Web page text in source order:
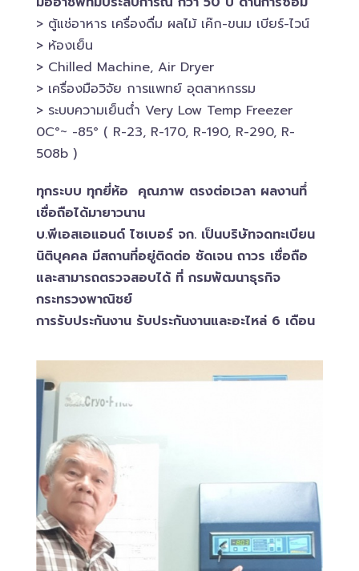
> ตู้แช่อาหาร เครื่องดื่ม ผลไม้ เค๊ก-ขนม เบียร์-ไวน์​
> ห้องเย็น
> Chilled​ Machine, Air Dryer
> เครื่องมือวิจัย การแพทย์​ อุตสาหกรรม
> ระบบความเย็นต่ำ Very Low Temp Freezer
0C°~ -​85° ( R-23, R-170, R-190, R-290, R-
508b )
ทุกระบบ ทุกยี่ห้อ คุณภาพ ตรงต่อเวลา ผลงานทึ่
เชื่อถือได้มายาวนาน
บ.พีเอสเอ​แอนด์ ไซเบอร์​ จก. เป็นบริษัทจดทะเบียน
นิติบุคคล​ มีสถานที่อยู่ติดต่อ ชัดเจน ถาวร เชื่อถือ
และสามารถตรวจสอบ​ได้ ที่ กรมพัฒนาธุรกิจ​
กระทรวงพาณิชย์
การรับประกันงาน รับประกันงานและอะไหล่ 6 เดือน